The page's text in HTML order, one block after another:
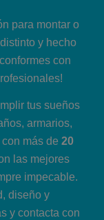
para montar o
y hecho
con
tus sueños
armarios,
más de 20
las mejores
impecable.
diseño y
y contacta con